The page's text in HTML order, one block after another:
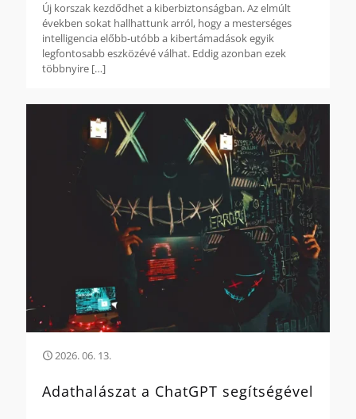
Új korszak kezdődhet a kiberbiztonságban. Az elmúlt
években sokat hallhattunk arról, hogy a mesterséges
intelligencia előbb-utóbb a kibertámadások egyik
legfontosabb eszközévé válhat. Eddig azonban ezek
többnyire […]
2026. 06. 13.
Adathalászat a ChatGPT segítségével